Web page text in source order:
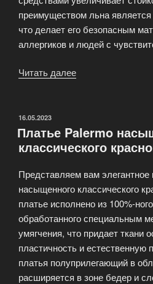
преимуществом льна является
что делает его безопасным
аллергиков и людей с
Читать далее
ОПУБЛИКОВАНО
16.05.2023
Платье Palermo
классического
Представляем вам элегантное
насыщенного классического
платье исполнено из 100%-
обработанного специальным
умягчения, что придает ткани
пластичность и естественную
платья полуприлегающий в
расширяется в зоне бедер и